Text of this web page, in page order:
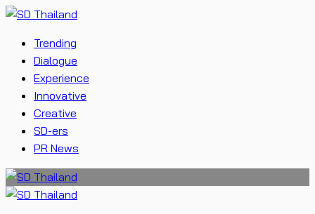
Trending
Dialogue
Experience
Innovative
Creative
SD-ers
PR News